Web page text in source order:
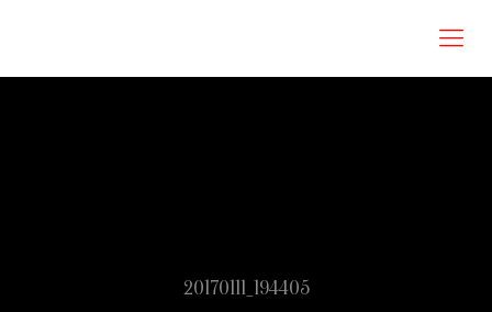
20170111_194405